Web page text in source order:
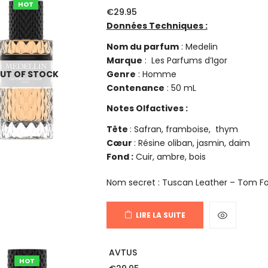
HOT
OF STOCK
€29.95
Données Techniques :
Nom du parfum: Medelin
Marque : Les Parfums d’Igor
Genre : Homme
Contenance : 50 mL
Notes Olfactives :
Tête : Safran, framboise, thym
Cœur : Résine oliban, jasmin, daim
Fond :Cuir, ambre, bois
Nom secret : Tuscan Leather – Tom
LIRE LA SUITE
HOT
AVTUS